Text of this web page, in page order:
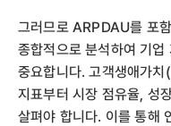
그러므로 ARPDAU를 포
종합적으로 분석하여 기업
중요합니다. 고객생애가
지표부터 시장 점유율, 성
살펴야 합니다. 이를 통해